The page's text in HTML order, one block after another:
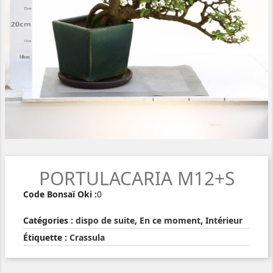
PORTULACARIA M12+S
Code Bonsaï Oki :0
Catégories : dispo de suite, En ce moment, Intérieur
Étiquette : Crassula